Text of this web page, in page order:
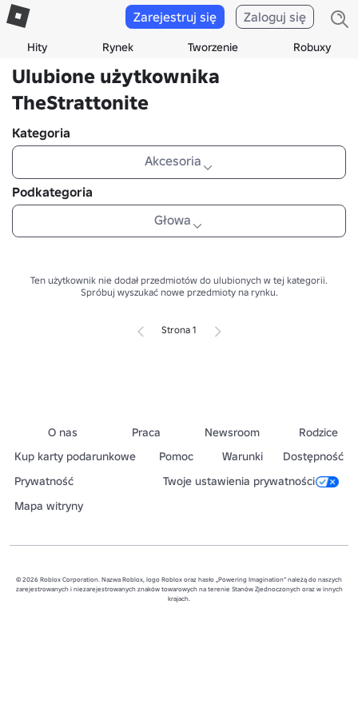
Hity Rynek Tworzenie Robuxy
Zarejestruj się Zaloguj się
Ulubione użytkownika
TheStrattonite
Kategoria
Akcesoria
Podkategoria
Głowa
Ten użytkownik nie dodał przedmiotów do ulubionych w tej kategorii.
Spróbuj wyszukać nowe przedmioty na rynku.
Strona 1
O nas Praca Newsroom
Rodzice
Kup karty podarunkowe
Pomoc Warunki
Dostępność
Prywatność
Twoje ustawienia prywatności
Mapa witryny
© 2026 Roblox Corporation. Nazwa Roblox, logo Roblox oraz hasło „Powering Imagination” należą do naszych
zarejestrowanych i niezarejestrowanych znaków towarowych na terenie Stanów Zjednoczonych oraz w innych
krajach.